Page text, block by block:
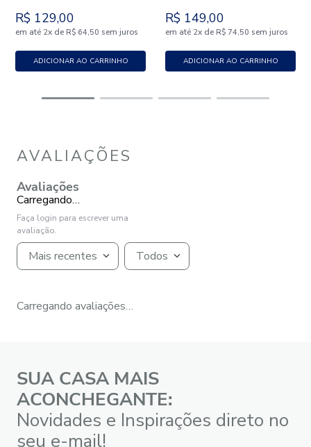
R$ 129,00
em até 2x de R$ 64,50 sem juros
ADICIONAR AO CARRINHO
R$ 149,00
em até 2x de R$ 74,50 sem juros
ADICIONAR AO CARRINHO
AVALIAÇÕES
Avaliações
Carregando…
Faça login para escrever uma
avaliação.
Mais recentes Todos
Carregando avaliações…
SUA CASA MAIS
ACONCHEGANTE:
Novidades e Inspirações direto no
seu e-mail!